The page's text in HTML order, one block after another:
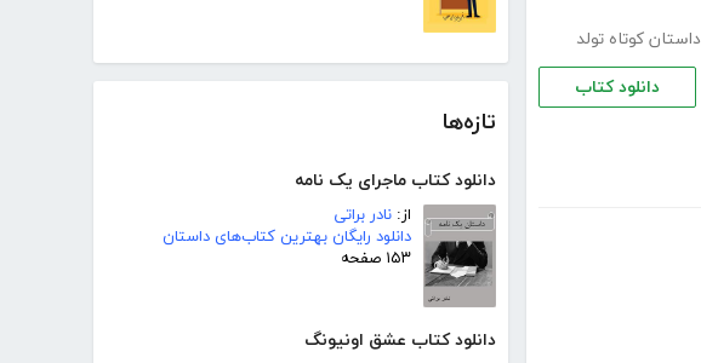
تازه‌ها
دانلود کتاب ماجرای یک نامه
از: نادر براتی
دانلود رایگان بهترین کتاب‌های داستان
۱۵۳ صفحه
دانلود کتاب عشق اونیونگ
داستان کوتاه تولد
دانلود کتاب